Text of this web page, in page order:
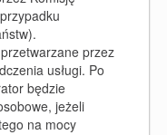
przez
usługi. Po
będzie
jeżeli
na mocy